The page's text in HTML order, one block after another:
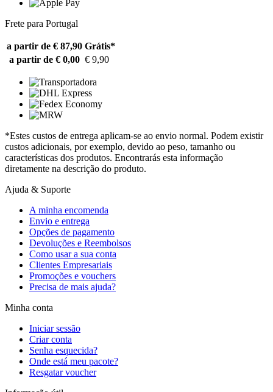
Frete para Portugal
a partir de € 87,90 Grátis*
a partir de € 0,00 € 9,90
*Estes custos de entrega aplicam-se ao envio normal. Podem existir
custos adicionais, por exemplo, devido ao peso, tamanho ou
características dos produtos. Encontrarás esta informação
diretamente na descrição do produto.
Ajuda & Suporte
A minha encomenda
Envio e entrega
Opções de pagamento
Devoluções e Reembolsos
Como usar a sua conta
Clientes Empresariais
Promoções e vouchers
Precisa de mais ajuda?
Minha conta
Iniciar sessão
Criar conta
Senha esquecida?
Onde está meu pacote?
Resgatar voucher